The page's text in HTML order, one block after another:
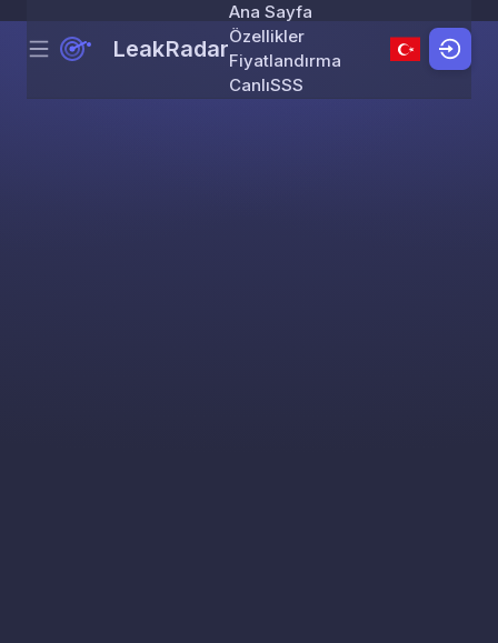
Skip to content
Menu LeakRadar
Ana Sayfa
Özellikler
Fiyatlandırma
CanlıSSS